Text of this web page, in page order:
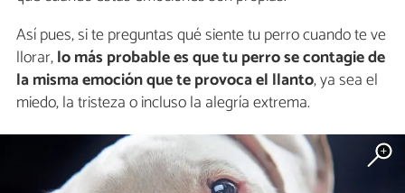
Así pues, si te preguntas qué siente tu perro cuando te ve
llorar,lo más probable es que tu perro se contagie de
la misma emoción que te provoca el llanto, ya sea el
miedo, la tristeza o incluso la alegría extrema.